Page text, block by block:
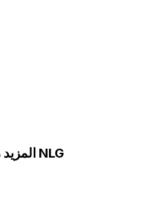
المزيد من الرسوم البيانية المباشرة NLG